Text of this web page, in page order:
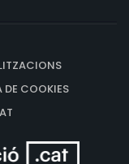
COOKIES